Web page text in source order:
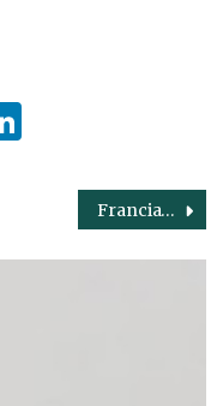
LinkedIn
Francia-magyar együttműködés az európai agrárium jövőjéért